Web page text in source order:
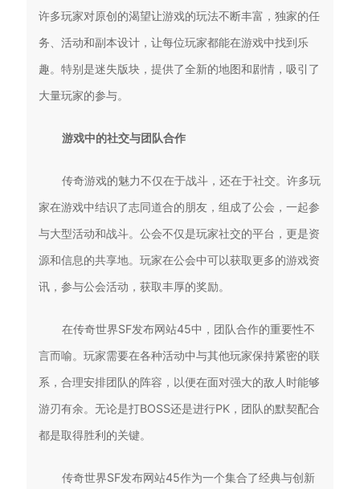
许多玩家对原创的渴望让游戏的玩法不断丰富，独家的任
务、活动和副本设计，让每位玩家都能在游戏中找到乐
趣。特别是迷失版块，提供了全新的地图和剧情，吸引了
大量玩家的参与。
游戏中的社交与团队合作
传奇游戏的魅力不仅在于战斗，还在于社交。许多玩
家在游戏中结识了志同道合的朋友，组成了公会，一起参
与大型活动和战斗。公会不仅是玩家社交的平台，更是资
源和信息的共享地。玩家在公会中可以获取更多的游戏资
讯，参与公会活动，获取丰厚的奖励。
在传奇世界SF发布网站45中，团队合作的重要性不
言而喻。玩家需要在各种活动中与其他玩家保持紧密的联
系，合理安排团队的阵容，以便在面对强大的敌人时能够
游刃有余。无论是打BOSS还是进行PK，团队的默契配合
都是取得胜利的关键。
传奇世界SF发布网站45作为一个集合了经典与创新